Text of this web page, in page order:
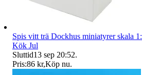
Spis vitt trä Dockhus miniatyrer skala
Kök Jul
Sluttid13 sep 20:52.
Pris:86 kr,Köp nu.